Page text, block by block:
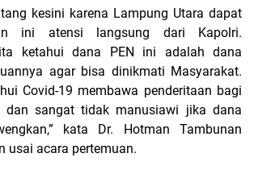
kesini karena Lampung Utara dapat
ini atensi langsung dari Kapolri.
ketahui dana PEN ini adalah dana
agar bisa dinikmati Masyarakat.
Covid-19 membawa penderitaan bagi
dan sangat tidak manusiawi jika dana
kata Dr. Hotman Tambunan
usai acara pertemuan.